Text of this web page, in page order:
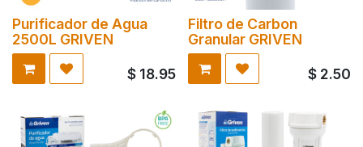
Purificador de Agua
2500L GRIVEN
$ 18.95
Filtro de Carbon
Granular GRIVEN
$ 2.50